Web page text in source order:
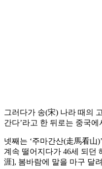
그러다가 송(宋) 나라 때의
간다’라고 한 뒤로는 중국
넷째는 ‘주마간산(走馬看山
계속 떨어지다가 46세 되던
涯], 봄바람에 말을 마구 달